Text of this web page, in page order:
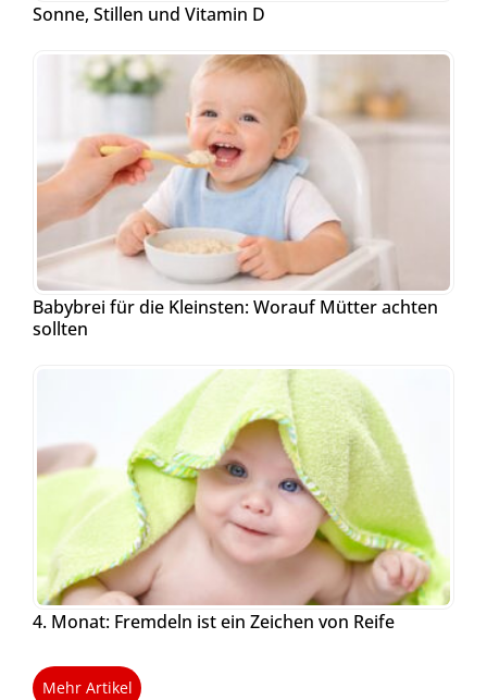
Sonne, Stillen und Vitamin D
Babybrei für die Kleinsten: Worauf Mütter achten
sollten
4. Monat: Fremdeln ist ein Zeichen von Reife
Mehr Artikel